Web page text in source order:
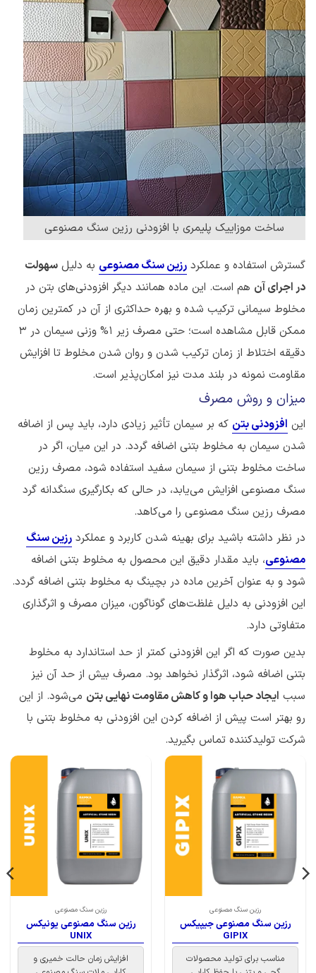
ساخت موزاییک پلیمری با افزودنی رزین سنگ مصنوعی
گسترش استفاده و عملکرد رزین سنگ مصنوعی به دلیل سهولت
در اجرای آن هم است. این ماده همانند دیگر افزودنی‌های بتن در
مخلوط سیمانی ترکیب شده و بهره حداکثری از آن در کمترین زمان
ممکن قابل مشاهده است؛ حتی مصرف زیر ۱% وزنی سیمان در ۳
دقیقه اختلاط از زمان ترکیب شدن و روان شدن مخلوط تا افزایش
مقاومت نمونه در بلند مدت نیز امکان‌پذیر است.
میزان و روش مصرف
این افزودنی بتن که بر سیمان تأثیر زیادی دارد، باید پس از اضافه
شدن سیمان به مخلوط بتنی اضافه گردد. در این میان، اگر در
ساخت مخلوط بتنی از سیمان سفید استفاده شود، مصرف رزین
سنگ مصنوعی افزایش می‌یابد، در حالی که بکارگیری سنگدانه گرد
مصرف رزین سنگ مصنوعی را می‌کاهد.
در نظر داشته باشید برای بهینه شدن کاربرد و عملکرد رزین سنگ
مصنوعی، باید مقدار دقیق این محصول به مخلوط بتنی اضافه
شود و به عنوان آخرین ماده در بچینگ به مخلوط بتنی اضافه گردد.
این افزودنی به دلیل غلظت‌های گوناگون، میزان مصرف و اثرگذاری
متفاوتی دارد.
بدین‌ صورت که اگر این افزودنی کمتر از حد استاندارد به مخلوط
بتنی اضافه شود، اثرگذار نخواهد بود. مصرف بیش از حد آن نیز
سبب ایجاد حباب هوا و کاهش مقاومت نهایی بتن می‌شود. از این
رو بهتر است پیش از اضافه کردن این افزودنی به مخلوط بتنی با
شرکت تولیدکننده تماس بگیرید.
رزین سنگ مصنوعی
رزین سنگ مصنوعی جیپیکس
GIPIX
مناسب برای تولید محصولات
رزین سنگ مصنوعی
رزین سنگ مصنوعی یونیکس
UNIX
افزایش زمان حالت خمیری و